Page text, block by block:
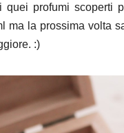
quei profumi scoperti
ma la prossima volta
:)